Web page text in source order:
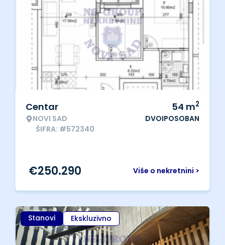
Centar
NOVI SAD
ŠIFRA: #572340
54 m2
DVOIPOSOBAN
Više o nekretnini >
€250.290
Stanovi Ekskluzivno